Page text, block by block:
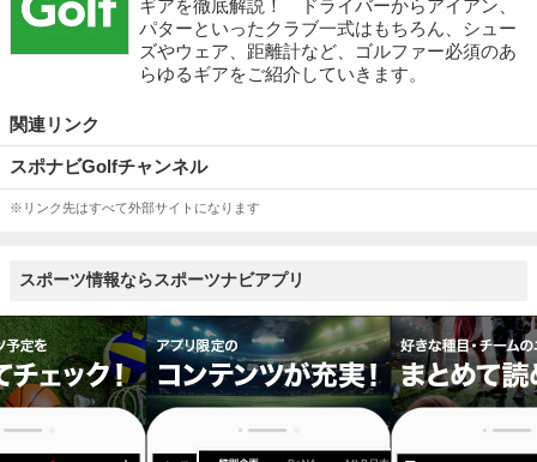
ギアを徹底解説！ ドライバーからアイアン、
パターといったクラブ一式はもちろん、シュー
ズやウェア、距離計など、ゴルファー必須のあ
らゆるギアをご紹介していきます。
関連リンク
スポナビGolfチャンネル
※リンク先はすべて外部サイトになります
スポーツ情報ならスポーツナビアプリ